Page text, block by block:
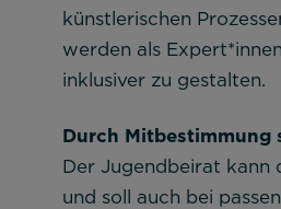
künstlerischen
werden als
inklusiver zu gestalten.
Durch Mitbestimmung
Der Jugendbeirat kann
und soll auch bei